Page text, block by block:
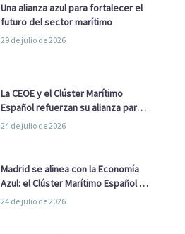
Una alianza azul para fortalecer el
futuro del sector marítimo
29 de julio de 2026
La CEOE y el Clúster Marítimo
Español refuerzan su alianza para
impulsar una estrategia Nacional
24 de julio de 2026
Madrid se alinea con la Economía
Azul: el Clúster Marítimo Español y
la Real Liga Naval avanzan alianzas
24 de julio de 2026